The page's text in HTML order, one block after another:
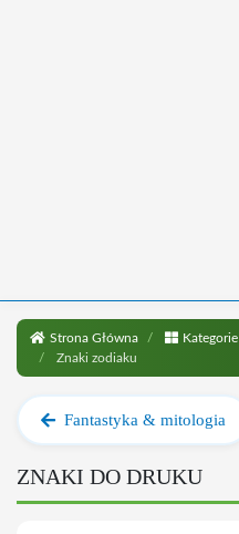
Strona Główna Kategorie
Znaki zodiaku
Fantastyka & mitologia
ZNAKI DO DRUKU